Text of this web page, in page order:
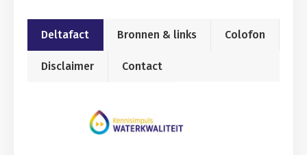
Deltafact Bronnen & links Colofon
Disclaimer Contact